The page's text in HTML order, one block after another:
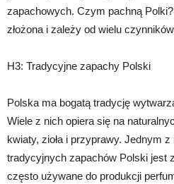
zapachowych. Czym pachną
złożona i zależy od wielu
H3: Tradycyjne zapachy Polski
Polska ma bogatą tradycję
Wiele z nich opiera się na
kwiaty, zioła i przyprawy. Jednym
tradycyjnych zapachów Polski jest
często używane do produkcji